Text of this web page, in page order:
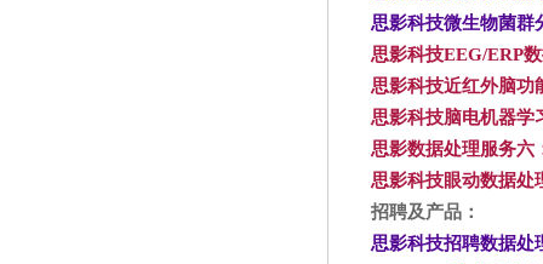
思影科技微生物菌群
思影科技EEG/ERP
思影科技近红外脑
思影科技脑电机器学
思影数据处理服务六
思影科技眼动数据处
招聘及产品：
思影科技招聘数据处